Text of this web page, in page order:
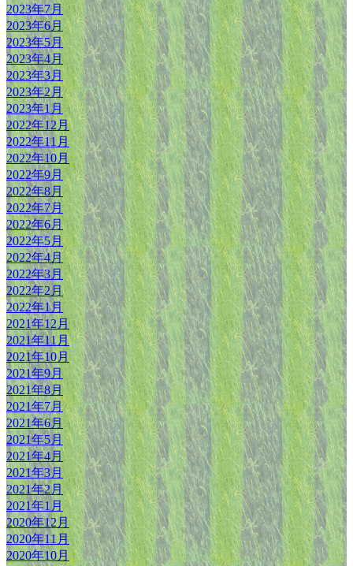
2023年7月
2023年6月
2023年5月
2023年4月
2023年3月
2023年2月
2023年1月
2022年12月
2022年11月
2022年10月
2022年9月
2022年8月
2022年7月
2022年6月
2022年5月
2022年4月
2022年3月
2022年2月
2022年1月
2021年12月
2021年11月
2021年10月
2021年9月
2021年8月
2021年7月
2021年6月
2021年5月
2021年4月
2021年3月
2021年2月
2021年1月
2020年12月
2020年11月
2020年10月